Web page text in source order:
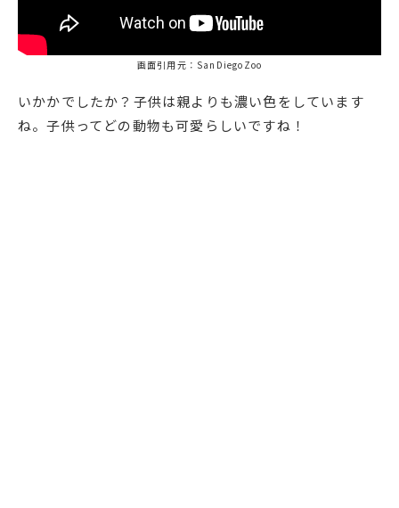
画面引用元：SanDiegoZoo
いかかでしたか？子供は親よりも濃い色をしています
ね。子供ってどの動物も可愛らしいですね！